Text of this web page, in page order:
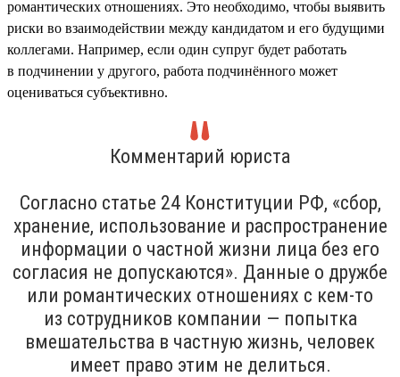
романтических отношениях. Это необходимо, чтобы выявить
риски во взаимодействии между кандидатом и его будущими
коллегами. Например, если один супруг будет работать
в подчинении у другого, работа подчинённого может
оцениваться субъективно.
Комментарий юриста
Согласно статье 24 Конституции РФ, «сбор,
хранение, использование и распространение
информации о частной жизни лица без его
согласия не допускаются». Данные о дружбе
или романтических отношениях с кем-то
из сотрудников компании — попытка
вмешательства в частную жизнь, человек
имеет право этим не делиться.